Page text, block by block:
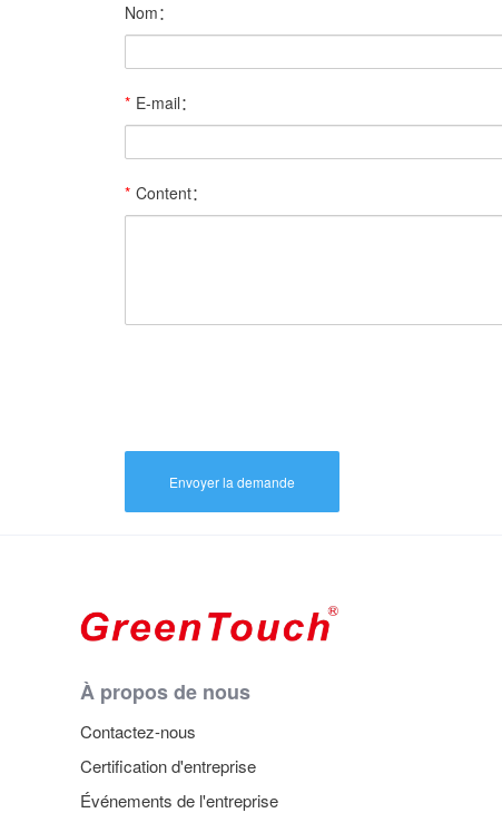
Nom：
* E-mail：
* Content：
Envoyer la demande
À propos de nous
Contactez-nous
Certification d'entreprise
Événements de l'entreprise